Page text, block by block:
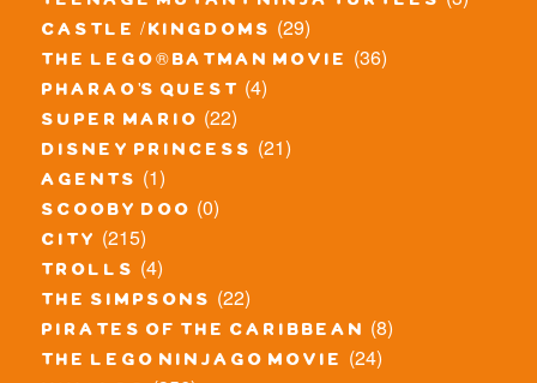
castle / kingdoms (29)
the lego® batman movie (36)
pharao's quest (4)
super mario (22)
disney princess (21)
agents (1)
scooby doo (0)
city (215)
trolls (4)
the simpsons (22)
pirates of the caribbean (8)
the lego ninjago movie (24)